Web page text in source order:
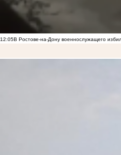
12:05В Ростове-на-Дону военнослужащего